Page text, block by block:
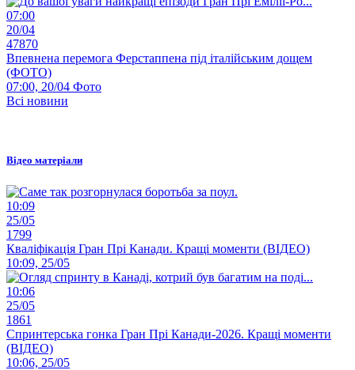
07:00
20/04
47870
Впевнена перемога Ферстаппена під італійським дощем
(ФОТО)
07:00, 20/04 Фото
Всі новини
Відео матеріали
10:09
25/05
1799
Кваліфікація Гран Прі Канади. Кращі моменти (ВІДЕО)
10:09, 25/05
10:06
25/05
1861
Спринтерська гонка Гран Прі Канади-2026. Кращі моменти
(ВІДЕО)
10:06, 25/05